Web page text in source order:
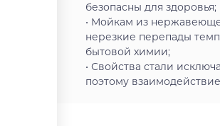
безопасны для здоровья;
• Мойкам из
нерезкие перепады
бытовой химии;
• Свойства стали
поэтому